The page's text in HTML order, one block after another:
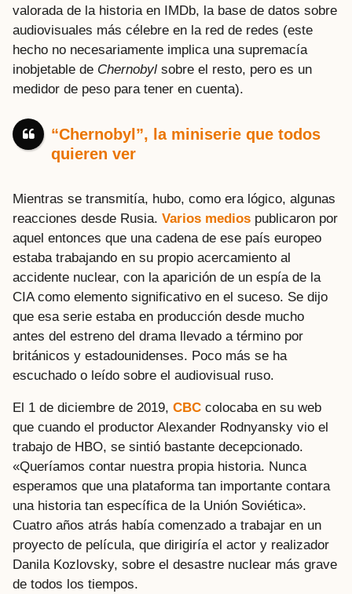
valorada de la historia en IMDb, la base de datos sobre
audiovisuales más célebre en la red de redes (este
hecho no necesariamente implica una supremacía
inobjetable de Chernobyl sobre el resto, pero es un
medidor de peso para tener en cuenta).
“Chernobyl”, la miniserie que todos
quieren ver
Mientras se transmitía, hubo, como era lógico, algunas
reacciones desde Rusia. Varios medios publicaron por
aquel entonces que una cadena de ese país europeo
estaba trabajando en su propio acercamiento al
accidente nuclear, con la aparición de un espía de la
CIA como elemento significativo en el suceso. Se dijo
que esa serie estaba en producción desde mucho
antes del estreno del drama llevado a término por
británicos y estadounidenses. Poco más se ha
escuchado o leído sobre el audiovisual ruso.
El 1 de diciembre de 2019, CBC colocaba en su web
que cuando el productor Alexander Rodnyansky vio el
trabajo de HBO, se sintió bastante decepcionado.
«Queríamos contar nuestra propia historia. Nunca
esperamos que una plataforma tan importante contara
una historia tan específica de la Unión Soviética».
Cuatro años atrás había comenzado a trabajar en un
proyecto de película, que dirigiría el actor y realizador
Danila Kozlovsky, sobre el desastre nuclear más grave
de todos los tiempos.